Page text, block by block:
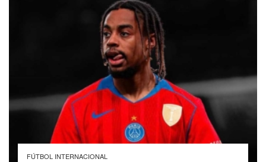
FÚTBOL INTERNACIONAL